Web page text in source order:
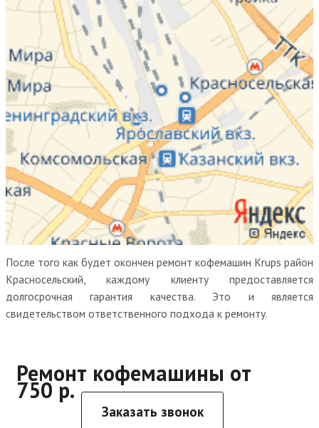
После того как будет окончен ремонт кофемашин Krups район
Красносельский, каждому клиенту предоставляется
долгосрочная гарантия качества. Это и является
свидетельством ответственного подхода к ремонту.
Ремонт кофемашины от
750 р.
Заказать звонок